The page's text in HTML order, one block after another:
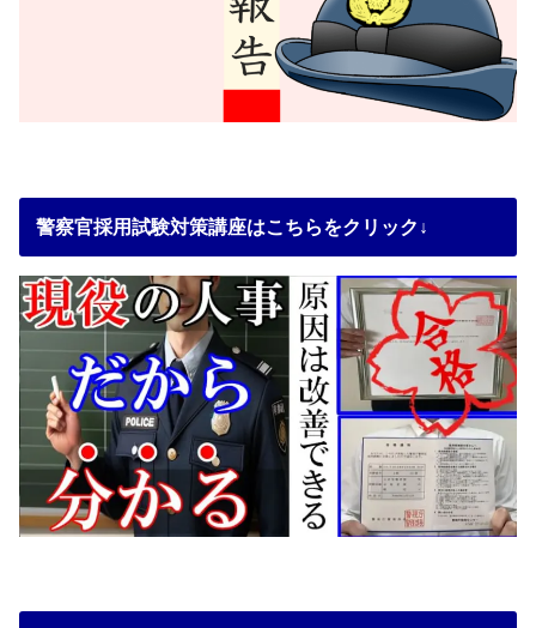
警察官採用試験対策講座はこちらをクリック↓